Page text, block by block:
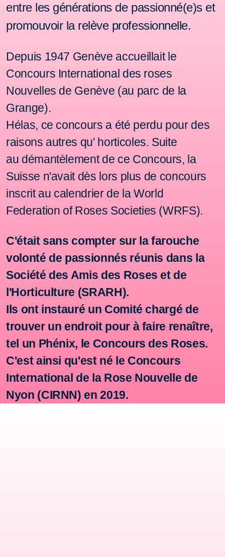
entre les générations de passionné(e)s et
promouvoir la relève professionnelle.
Depuis 1947 Genève accueillait le
Concours International des roses
Nouvelles de Genève (au parc de la
Grange).
Hélas, ce concours a été perdu pour des
raisons autres qu' horticoles. Suite
au démantèlement de ce Concours, la
Suisse n'avait dès lors plus de concours
inscrit au calendrier de la World
Federation ofRoses Societies (WRFS).
C'était sans compter sur la farouche
volonté de passionnés réunis dans la
Société des Amis des Roses et de
l'Horticulture (SRARH).
Ils ont instauré un Comité chargé de
trouver un endroit pour à faire renaître,
tel un Phénix, le Concours des Roses.
C'est ainsi qu'est né le Concours
International de la Rose Nouvelle de
Nyon (CIRNN) en 2019.